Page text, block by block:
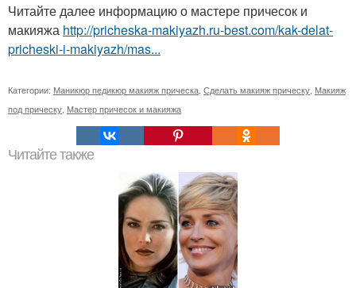
Читайте далее информацию о мастере причесок и
макияжа http://pricheska-makiyazh.ru-best.com/kak-delat-
pricheski-i-makiyazh/mas...
Категории: Маникюр педикюр макияж прическа Сделать макияж прическу Макияж
под прическу Мастер причесок и макияжа
Читайте также